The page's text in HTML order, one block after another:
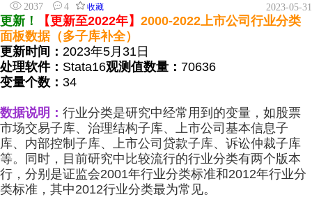
2037
4 收藏 2023-05-31
更新！ 【更新至2022年】 2000-2022 上市公司行业分类
面板数据（多子库补全）
更新时间： 2023年5月31日
处理软件： Stata16观测值数量： 70636
变量个数： 34
数据说明： 行业分类是研究中经常用到的变量，如股票
市场交易子库、治理结构子库、上市公司基本信息子
库、内部控制子库、上市公司贷款子库、诉讼仲裁子库
等。同时，目前研究中比较流行的行业分类有两个版本
行，分别是证监会2001年行业分类标准和2012年行业分
类标准，其中2012行业分类最为常见。